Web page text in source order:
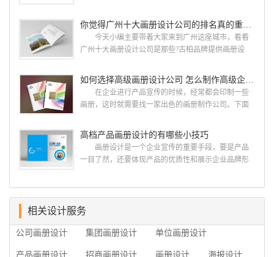
国网络应用的现状和趋势有很深的...
设计画册设计两个都是不能缺少的。标志设计画册设
计 简练、概括、完美!即要成功到几乎找不至更好
的替代方案的程度是我们的目标，其难度比之其它任
用目的、适用范畴并深刻...
你觉得广州十大画册设计公司的排名真的重要吗？
今天小编主要带着大家来到广州这座城市，看看
广州十大画册设计公司是那些?古柏品牌提供画册设
计经验,服务过3000多家的广州集团/单位/产品/目录画
册设计/印刷公司。相信不少喜欢设计的小伙伴都会对
今天的内容感兴趣吧! 一、广州的古柏设计 古
广的专业...
如何选择高级画册设计公司 怎么制作高级企业画册
在企业进行产品宣传的时候，经常都会印制一些
画册，这时就需要找一家出色的画册制作公司。下面
司，怎么制作高级企业画册?高级画册设计公司 如
何选择高级画册设计公司 首先是员工的能力是否
过硬。这包括调研人员观察捕捉信息、与企业顺利沟
练掌握制作软件，深谙画册设...
高档产品画册设计的有哪些小技巧
画册设计是一个企业宣传的重要手段，要是产品
一目了然，还要体现产品的优质性和展示企业品牌形
产品画册设计要注重企业文化，引起客户关注 现
在企业都在使用产品画册来进行市场宣传，高档产品
个成功的高档产品画册设计，能够将一个公司的企业
相关设计服务
公司画册设计 集团画册设计 单位画册设计
产品画册设计 招商画册设计 画册设计 海报设计